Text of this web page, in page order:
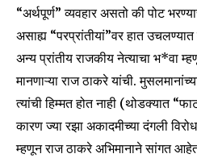
“अर्थपूर्ण” व्यवहार असतो की पोट
असाह्य “परप्रांतीयां”वर हात
अन्य प्रांतीय राजकीय नेत्याचा भ*वा
मानणाऱ्या राज ठाकरे यांची.
त्यांची हिम्मत होत नाही (थोडक्यात
कारण ज्या रझा अकादमीच्या दंगली
म्हणून राज ठाकरे अभिमानाने सांगत आहेत